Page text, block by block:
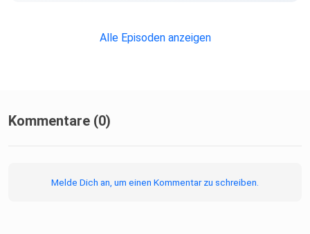
Alle Episoden anzeigen
Kommentare (0)
Melde Dich an, um einen Kommentar zu schreiben.